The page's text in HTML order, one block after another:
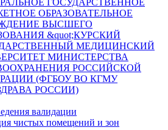
ГОСУДАРСТВЕННОЕ
ОБРАЗОВАТЕЛЬНОЕ
ВЫСШЕГО
&quot;КУРСКИЙ
МЕДИЦИНСКИЙ
МИНИСТЕРСТВА
РОССИЙСКОЙ
(ФГБОУ ВО КГМУ
РОССИИ)
валидации
чистых помещений и зон